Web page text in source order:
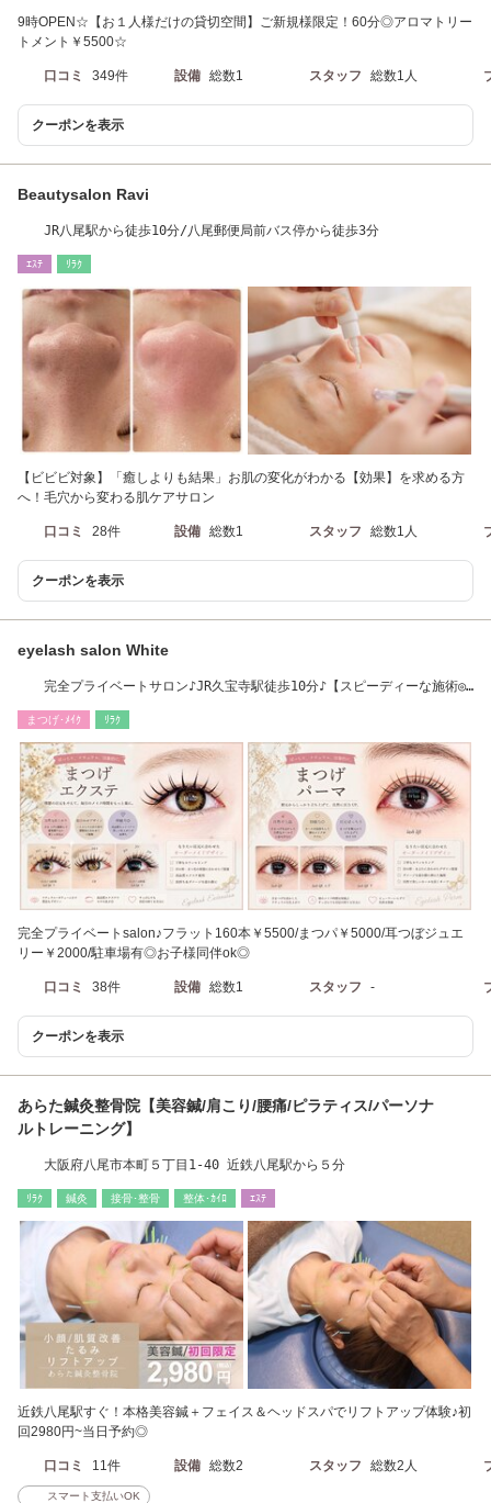
9時OPEN☆【お１人様だけの貸切空間】ご新規様限定！60分◎アロマトリー
トメント￥5500☆
口コミ 349件 設備 総数1 スタッフ 総数1人
クーポンを表示
Beautysalon Ravi
JR八尾駅から徒歩10分/八尾郵便局前バス停から徒歩3分
ｴｽﾃ ﾘﾗｸ
【ビビビ対象】「癒しよりも結果」お肌の変化がわかる【効果】を求める方
へ！毛穴から変わる肌ケアサロン
口コミ 28件 設備 総数1 スタッフ 総数1人
クーポンを表示
eyelash salon White
完全プライベートサロン♪JR久宝寺駅徒歩10分♪【スピーディーな施術◎
まつげ･ﾒｲｸ ﾘﾗｸ
完全プライベートsalon♪フラット160本￥5500/まつパ￥5000/耳つぼジュエ
リー￥2000/駐車場有◎お子様同伴ok◎
口コミ 38件 設備 総数1 スタッフ -
クーポンを表示
あらた鍼灸整骨院【美容鍼/肩こり/腰痛/ピラティス/パーソナ
ルトレーニング】
大阪府八尾市本町５丁目1-40 近鉄八尾駅から５分
ﾘﾗｸ 鍼灸 接骨･整骨 整体･ｶｲﾛ ｴｽﾃ
近鉄八尾駅すぐ！本格美容鍼＋フェイス＆ヘッドスパでリフトアップ体験♪初
回2980円~当日予約◎
口コミ 11件 設備 総数2 スタッフ 総数2人
スマート支払いOK